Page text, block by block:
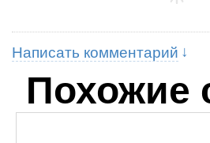
Написать комментарий
Похожие